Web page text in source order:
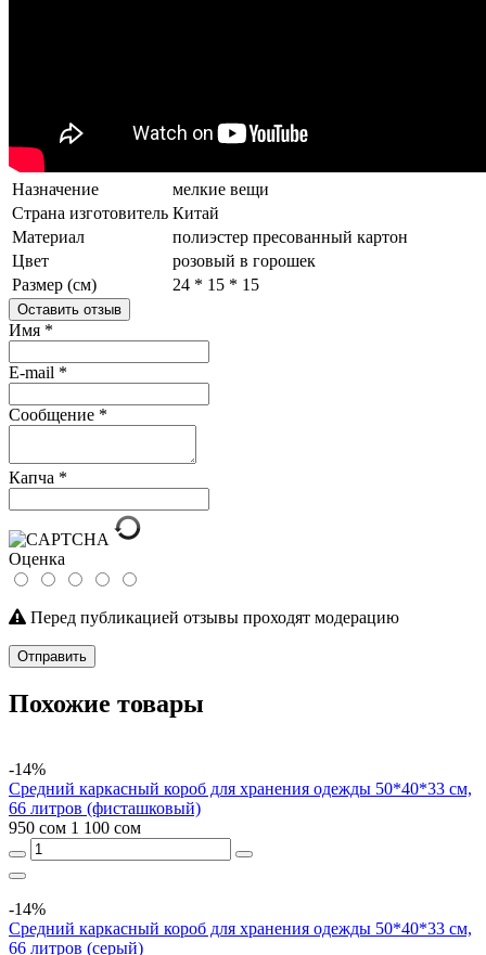
Назначение
мелкие вещи
Страна изготовитель Китай
Материал
полиэстер пресованный картон
Цвет
розовый в горошек
Размер (см)
24 * 15 * 15
Оставить отзыв
Имя *
E-mail *
Сообщение *
Капча *
Оценка
Перед публикацией отзывы проходят модерацию
Отправить
Похожие товары
-14%
Средний каркасный короб для хранения одежды 50*40*33 см,
66 литров (фисташковый)
950 сом 1 100 сом
-14%
Средний каркасный короб для хранения одежды 50*40*33 см,
66 литров (серый)